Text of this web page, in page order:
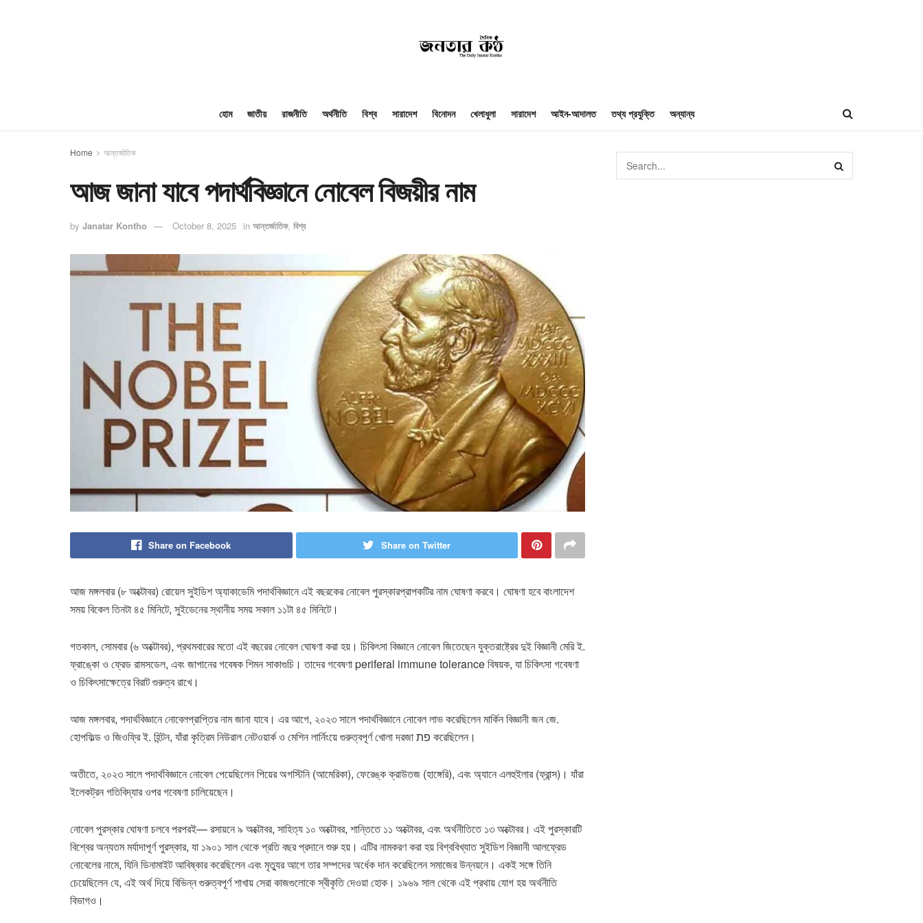
হোম জাতীয় রাজনীতি অর্থনীতি বিশ্ব সারাদেশ বিনোদন খেলাধুলা সারাদেশ আইন-আদালত তথ্য প্রযুক্তি অন্যান্য
Home আন্তর্জাতিক
আজ জানা যাবে পদার্থবিজ্ঞানে নোবেল বিজয়ীর নাম
by Janatar Kontho October 8, 2025 in আন্তর্জাতিক, বিশ্ব
Share on Facebook Share on Twitter
আজ মঙ্গলবার (৮ অক্টোবর) রোয়েল সুইডিশ অ্যাকাডেমি পদার্থবিজ্ঞানে এই বছরকের নোবেল পুরস্কারপ্রাপকটির নাম ঘোষণা করবে। ঘোষণা হবে বাংলাদেশ
সময় বিকেল তিনটা ৪৫ মিনিটে, সুইডেনের স্থানীয় সময় সকাল ১১টা ৪৫ মিনিটে।
গতকাল, সোমবার (৬ অক্টোবর), প্রথমবারের মতো এই বছরের নোবেল ঘোষণা করা হয়। চিকিৎসা বিজ্ঞানে নোবেল জিতেছেন যুক্তরাষ্ট্রের দুই বিজ্ঞানী মেরি ই.
ফ্রাঙ্কো ও ফ্রেড রামসডেল, এবং জাপানের গবেষক শিমন সাকাগুচি। তাদের গবেষণা periferal immune tolerance বিষয়ক, যা চিকিৎসা গবেষণা
ও চিকিৎসাক্ষেত্রে বিরাট গুরুত্ব রাখে।
আজ মঙ্গলবার, পদার্থবিজ্ঞানে নোবেলপ্রাপ্তির নাম জানা যাবে। এর আগে, ২০২৩ সালে পদার্থবিজ্ঞানে নোবেল লাভ করেছিলেন মার্কিন বিজ্ঞানী জন জে.
হোপফিল্ড ও জিওফ্রি ই. হিন্টন, যাঁরা কৃত্রিম নিউরাল নেটওয়ার্ক ও মেশিন লার্নিংয়ে গুরুত্বপূর্ণ খোলা দরজা פת করেছিলেন।
অতীতে, ২০২৩ সালে পদার্থবিজ্ঞানে নোবেল পেয়েছিলেন পিয়ের অগস্টিনি (আমেরিকা), ফেরেঙ্ক ক্রাউতজ (হাঙ্গেরি), এবং অ্যানে এলহুইলার (ফ্রান্স)। যাঁরা
ইলেকট্রন গতিবিদ্যার ওপর গবেষণা চালিয়েছেন।
নোবেল পুরস্কার ঘোষণা চলবে পরপরই— রসায়নে ৯ অক্টোবর, সাহিত্য ১০ অক্টোবর, শান্তিতে ১১ অক্টোবর, এবং অর্থনীতিতে ১৩ অক্টোবর। এই পুরস্কারটি
বিশ্বের অন্যতম মর্যাদাপূর্ণ পুরস্কার, যা ১৯০১ সাল থেকে প্রতি বছর প্রদানে শুরু হয়। এটির নামকরণ করা হয় বিশ্ববিখ্যাত সুইডিশ বিজ্ঞানী আলফ্রেড
নোবেলের নামে, যিনি ডিনামাইট আবিষ্কার করেছিলেন এবং মৃত্যুর আগে তার সম্পদের অর্ধেক দান করেছিলেন সমাজের উন্নয়নে। একই সঙ্গে তিনি
চেয়েছিলেন যে, এই অর্থ দিয়ে বিভিন্ন গুরুত্বপূর্ণ শাখায় সেরা কাজগুলোকে স্বীকৃতি দেওয়া হোক। ১৯৬৯ সাল থেকে এই প্রথায় যোগ হয় অর্থনীতি
বিভাগও।